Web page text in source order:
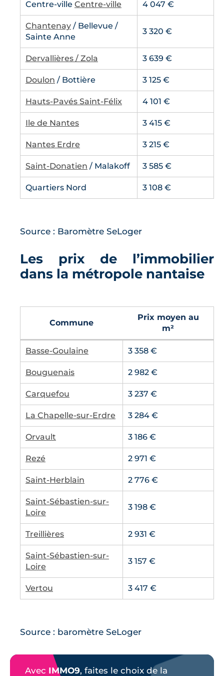
Centre-ville Centre-ville 4 047 €
Chantenay / Bellevue /
Sainte Anne
3 320 €
Dervallières / Zola 3 639 €
Doulon / Bottière 3 125 €
Hauts-Pavés Saint-Félix 4 101 €
Ile de Nantes 3 415 €
Nantes Erdre 3 215 €
Saint-Donatien / Malakoff 3 585 €
Quartiers Nord 3 108 €
Source : Baromètre SeLoger
Les prix de l’immobilier
dans la métropole nantaise
Commune
Prix moyen au
m²
Basse-Goulaine 3 358 €
Bouguenais 2 982 €
Carquefou 3 237 €
La Chapelle-sur-Erdre 3 284 €
Orvault 3 186 €
Rezé 2 971 €
Saint-Herblain 2 776 €
Saint-Sébastien-sur-
Loire
3 198 €
Treillières 2 931 €
Saint-Sébastien-sur-
Loire
3 157 €
Vertou 3 417 €
Source : baromètre SeLoger
Avec IMMO9, faites le choix de la